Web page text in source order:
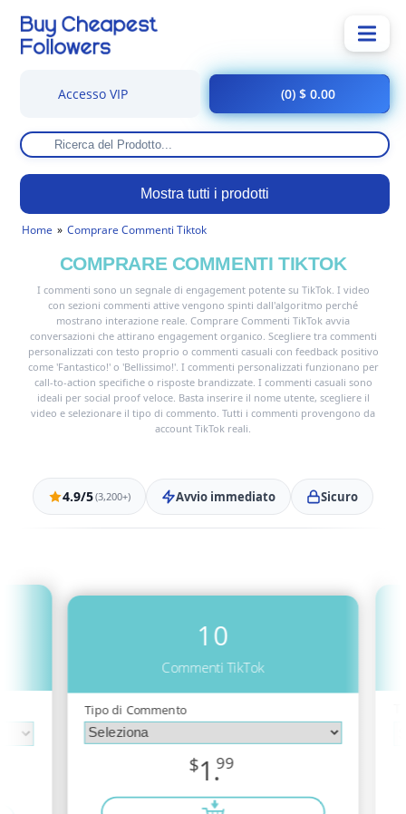
Mostra tutti i prodotti
Accesso VIP (0) $ 0.00
Home Comprare Commenti Tiktok
COMPRARE COMMENTI TIKTOK
I commenti sono un segnale di engagement potente su TikTok. I video
con sezioni commenti attive vengono spinti dall'algoritmo perché
mostrano interazione reale. Comprare Commenti TikTok avvia
conversazioni che attirano engagement organico. Scegliere tra commenti
personalizzati con testo proprio o commenti casuali con feedback positivo
come 'Fantastico!' o 'Bellissimo!'. I commenti personalizzati funzionano per
call-to-action specifiche o risposte brandizzate. I commenti casuali sono
ideali per social proof veloce. Basta inserire il nome utente, scegliere il
video e selezionare il tipo di commento. Tutti i commenti provengono da
account TikTok reali.
4.9/5(3,200+) Avvio immediato Sicuro
10
Commenti TikTok
Tipo di Commento
$1.99